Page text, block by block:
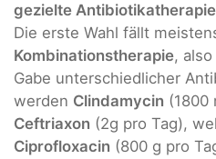
gezielte
Die erste Wahl fällt
Kombinationstherapie,
Gabe unterschiedlicher
werden Clindamycin (1800
Ceftriaxon (2g pro Tag),
Ciprofloxacin (800 g pro